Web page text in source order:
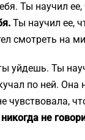
Ты научил
Ты научил ее,
смотреть на
уйдешь. Ты
по ней. Она
чувствовала,
не